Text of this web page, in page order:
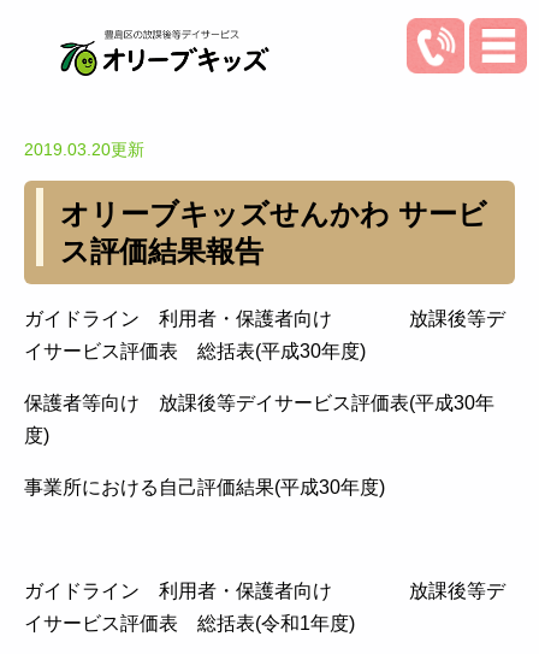
2019.03.20更新
オリーブキッズせんかわ サービ
ス評価結果報告
ガイドライン 利用者・保護者向け 放課後等デ
イサービス評価表 総括表(平成30年度)
保護者等向け 放課後等デイサービス評価表(平成30年
度)
事業所における自己評価結果(平成30年度)
ガイドライン 利用者・保護者向け 放課後等デ
イサービス評価表 総括表(令和1年度)